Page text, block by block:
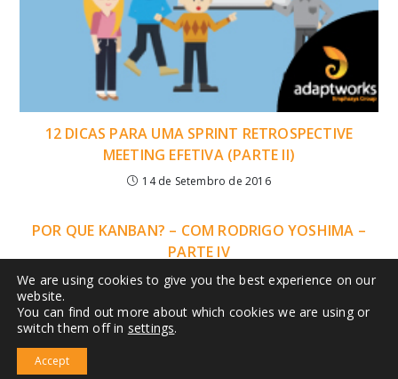
12 DICAS PARA UMA SPRINT RETROSPECTIVE
MEETING EFETIVA (PARTE II)
14 de Setembro de 2016
POR QUE KANBAN? – COM RODRIGO YOSHIMA –
PARTE IV
11 de Agosto de 2014
IMPLEMENTAÇÃO SAFe®
We are using cookies to give you the best experience on our
website.
You can find out more about which cookies we are using or
switch them off in settings.
Accept